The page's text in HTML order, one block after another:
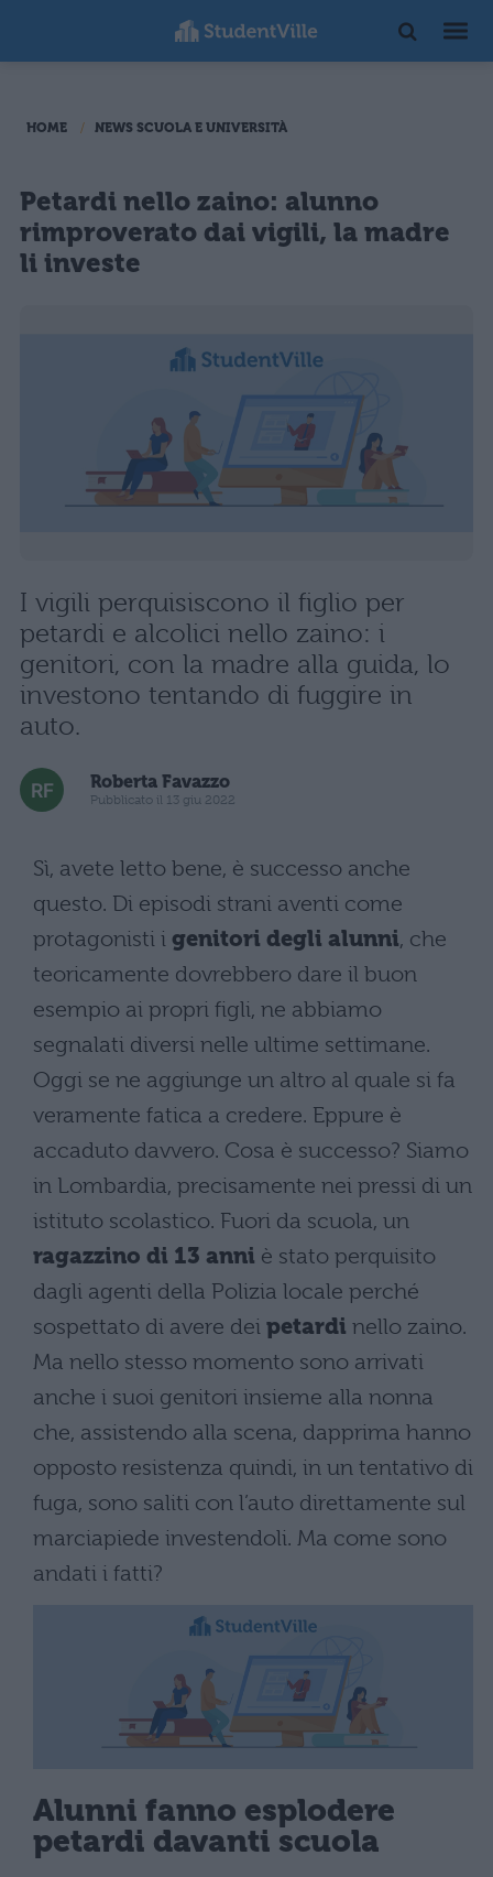
HOME NEWS SCUOLA E UNIVERSITÀ
Petardi nello zaino: alunno
rimproverato dai vigili, la madre
li investe
I vigili perquisiscono il figlio per
petardi e alcolici nello zaino: i
genitori, con la madre alla guida, lo
investono tentando di fuggire in
auto.
Roberta Favazzo
Pubblicato il 13 giu 2022
Sì, avete letto bene, è successo anche
questo. Di episodi strani aventi come
protagonisti i genitori degli alunni, che
teoricamente dovrebbero dare il buon
esempio ai propri figli, ne abbiamo
segnalati diversi nelle ultime settimane.
Oggi se ne aggiunge un altro al quale si fa
veramente fatica a credere. Eppure è
accaduto davvero. Cosa è successo? Siamo
in Lombardia, precisamente nei pressi di un
istituto scolastico. Fuori da scuola, un
ragazzino di 13 anni è stato perquisito
dagli agenti della Polizia locale perché
sospettato di avere dei petardi nello zaino.
Ma nello stesso momento sono arrivati
anche i suoi genitori insieme alla nonna
che, assistendo alla scena, dapprima hanno
opposto resistenza quindi, in un tentativo di
fuga, sono saliti con l’auto direttamente sul
marciapiede investendoli. Ma come sono
andati i fatti?
Alunni fanno esplodere
petardi davanti scuola